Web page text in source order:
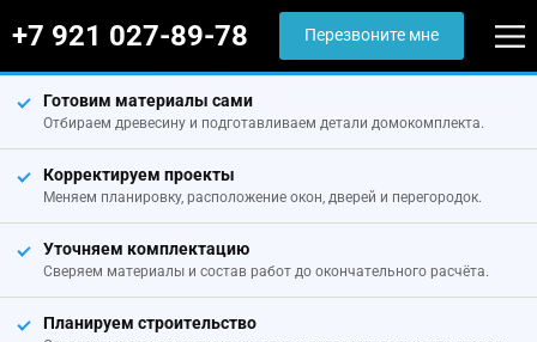
+7 921 027-89-78 Перезвоните мне
Готовим материалы сами
Отбираем древесину и подготавливаем детали домокомплекта.
Корректируем проекты
Меняем планировку, расположение окон, дверей и перегородок.
Уточняем комплектацию
Сверяем материалы и состав работ до окончательного расчёта.
Планируем строительство